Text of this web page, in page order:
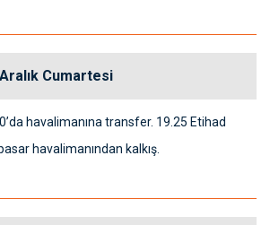
Cumartesi
havalimanına transfer. 19.25 Etihad
havalimanından kalkış.